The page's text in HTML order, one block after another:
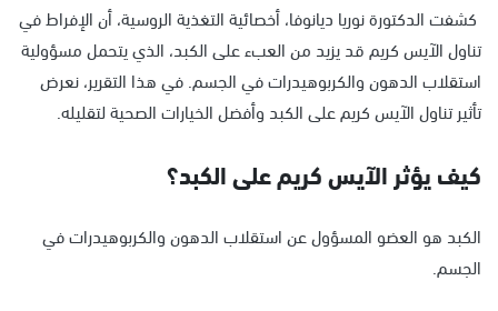
كشفت الدكتورة نوريا ديانوفا، أخصائية التغذية الروسية، أن الإفراط في
تناول الآيس كريم قد يزيد من العبء على الكبد، الذي يتحمل مسؤولية
استقلاب الدهون والكربوهيدرات في الجسم. في هذا التقرير، نعرض
تأثير تناول الآيس كريم على الكبد وأفضل الخيارات الصحية لتقليله.
كيف يؤثر الآيس كريم على الكبد؟
الكبد هو العضو المسؤول عن استقلاب الدهون والكربوهيدرات في
الجسم.